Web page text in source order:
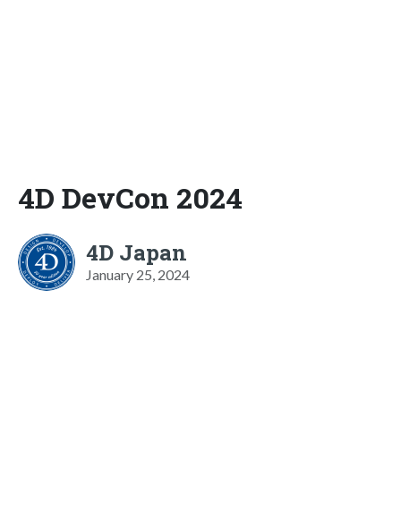
4D DevCon 2024
4D Japan
January 25, 2024